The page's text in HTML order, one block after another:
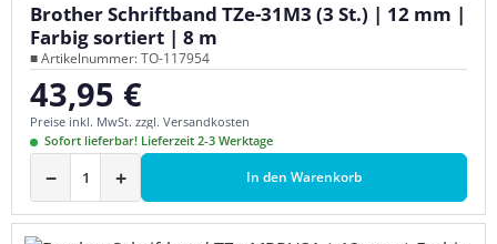
Brother Schriftband TZe-31M3 (3 St.) | 12 mm |
Farbig sortiert | 8 m
■ Artikelnummer: TO-117954
Regulärer Preis:
43,95 €
Preise inkl. MwSt. zzgl. Versandkosten
Sofort lieferbar! Lieferzeit 2-3 Werktage
− + In den Warenkorb